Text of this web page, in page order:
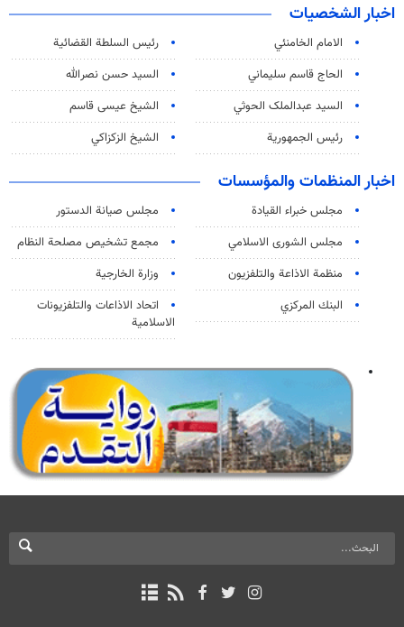
اخبار الشخصيات
الامام الخامنئي
رئیس السلطة القضائیة
الحاج قاسم سليماني
السيد حسن نصرالله
السید عبدالملک الحوثي
الشيخ عيسى قاسم
رئيس الجمهورية
الشيخ الزكزاكي
اخبار المنظمات والمؤسسات
مجلس خبراء القيادة
مجلس صيانة الدستور
مجلس الشورى الاسلامي
مجمع تشخيص مصلحة النظام
منظمة الاذاعة والتلفزیون
وزارة الخارجية
البنك المركزي
اتحاد الاذاعات والتلفزيونات
الاسلامية